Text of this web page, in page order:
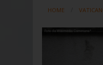
HOME